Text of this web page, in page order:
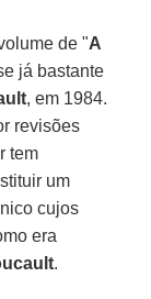
de "A
já bastante
, em 1984.
revisões
tem
um
cujos
era
.